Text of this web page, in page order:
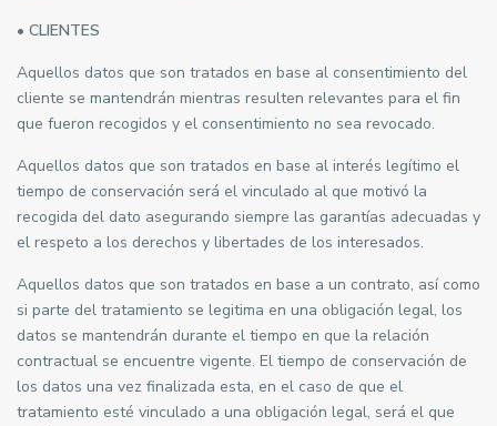
• CLIENTES
Aquellos datos que son tratados en base al consentimiento del
cliente se mantendrán mientras resulten relevantes para el fin
que fueron recogidos y el consentimiento no sea revocado.
Aquellos datos que son tratados en base al interés legítimo el
tiempo de conservación será el vinculado al que motivó la
recogida del dato asegurando siempre las garantías adecuadas y
el respeto a los derechos y libertades de los interesados.
Aquellos datos que son tratados en base a un contrato, así como
si parte del tratamiento se legitima en una obligación legal, los
datos se mantendrán durante el tiempo en que la relación
contractual se encuentre vigente. El tiempo de conservación de
los datos una vez finalizada esta, en el caso de que el
tratamiento esté vinculado a una obligación legal, será el que